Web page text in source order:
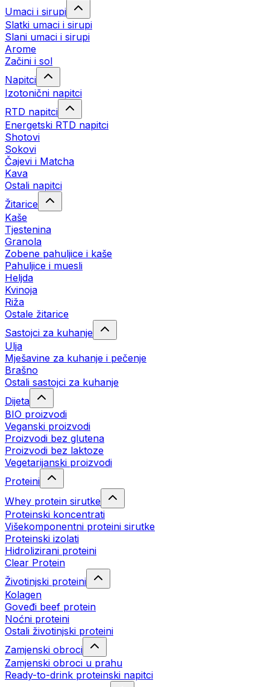
Umaci i sirupi
Slatki umaci i sirupi
Slani umaci i sirupi
Arome
Začini i sol
Napitci
Izotonični napitci
RTD napitci
Energetski RTD napitci
Shotovi
Sokovi
Čajevi i Matcha
Kava
Ostali napitci
Žitarice
Kaše
Tjestenina
Granola
Zobene pahuljice i kaše
Pahuljice i muesli
Heljda
Kvinoja
Riža
Ostale žitarice
Sastojci za kuhanje
Ulja
Mješavine za kuhanje i pečenje
Brašno
Ostali sastojci za kuhanje
Dijeta
BIO proizvodi
Veganski proizvodi
Proizvodi bez glutena
Proizvodi bez laktoze
Vegetarijanski proizvodi
Proteini
Whey protein sirutke
Proteinski koncentrati
Višekomponentni proteini sirutke
Proteinski izolati
Hidrolizirani proteini
Clear Protein
Životinjski proteini
Kolagen
Goveđi beef protein
Noćni proteini
Ostali životinjski proteini
Zamjenski obroci
Zamjenski obroci u prahu
Ready-to-drink proteinski napitci